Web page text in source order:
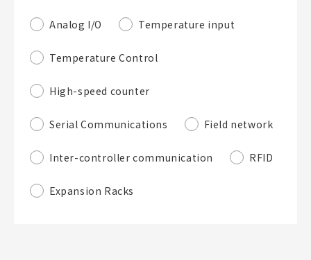
Analog I/O Temperature input
Temperature Control
High-speed counter
Serial Communications Field network
Inter-controller communication RFID
Expansion Racks
既存檔案夾內新建BOM表
直接建立新BOM表
BOM表名稱 必要